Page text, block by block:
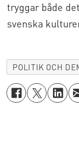
tryggar både
svenska
POLITIK OCH